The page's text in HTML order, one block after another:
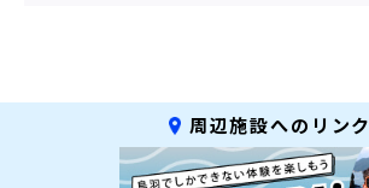
周辺施設へのリンク